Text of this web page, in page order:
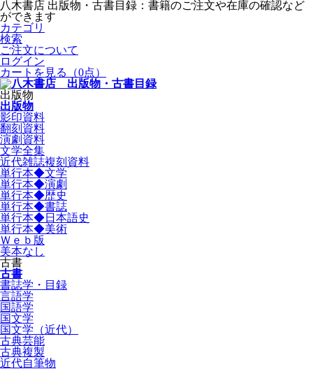
八木書店 出版物・古書目録：書籍のご注文や在庫の確認など
ができます
カテゴリ
検索
ご注文について
ログイン
カートを見る
（0点）
出版物
出版物
影印資料
翻刻資料
演劇資料
文学全集
近代雑誌複刻資料
単行本◆文学
単行本◆演劇
単行本◆歴史
単行本◆書誌
単行本◆日本語史
単行本◆美術
Ｗｅｂ版
美本なし
古書
古書
書誌学・目録
言語学
国語学
国文学
国文学（近代）
古典芸能
古典複製
近代自筆物